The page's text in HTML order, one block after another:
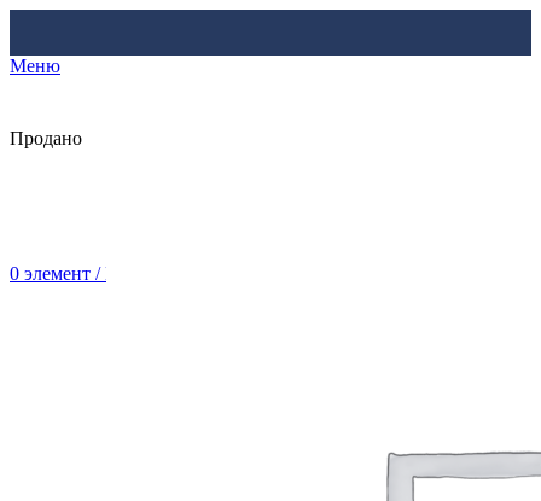
Меню
0 элемент / Br
Продано